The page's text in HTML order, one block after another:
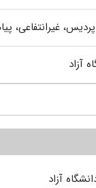
غیرانتفاعی،
آزاد
آزاد